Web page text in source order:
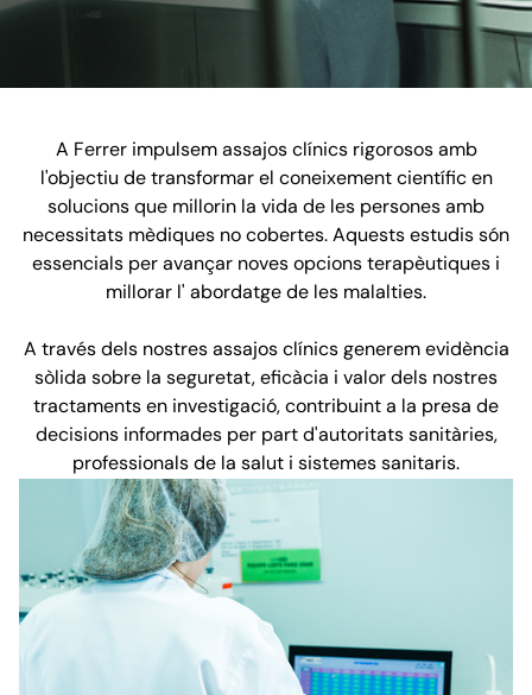
A Ferrer impulsem assajos clínics rigorosos amb
l'objectiu de transformar el coneixement científic en
solucions que millorin la vida de les persones amb
necessitats mèdiques no cobertes. Aquests estudis són
essencials per avançar noves opcions terapèutiques i
millorar l' abordatge de les malalties.
A través dels nostres assajos clínics generem evidència
sòlida sobre la seguretat, eficàcia i valor dels nostres
tractaments en investigació, contribuint a la presa de
decisions informades per part d'autoritats sanitàries,
professionals de la salut i sistemes sanitaris.